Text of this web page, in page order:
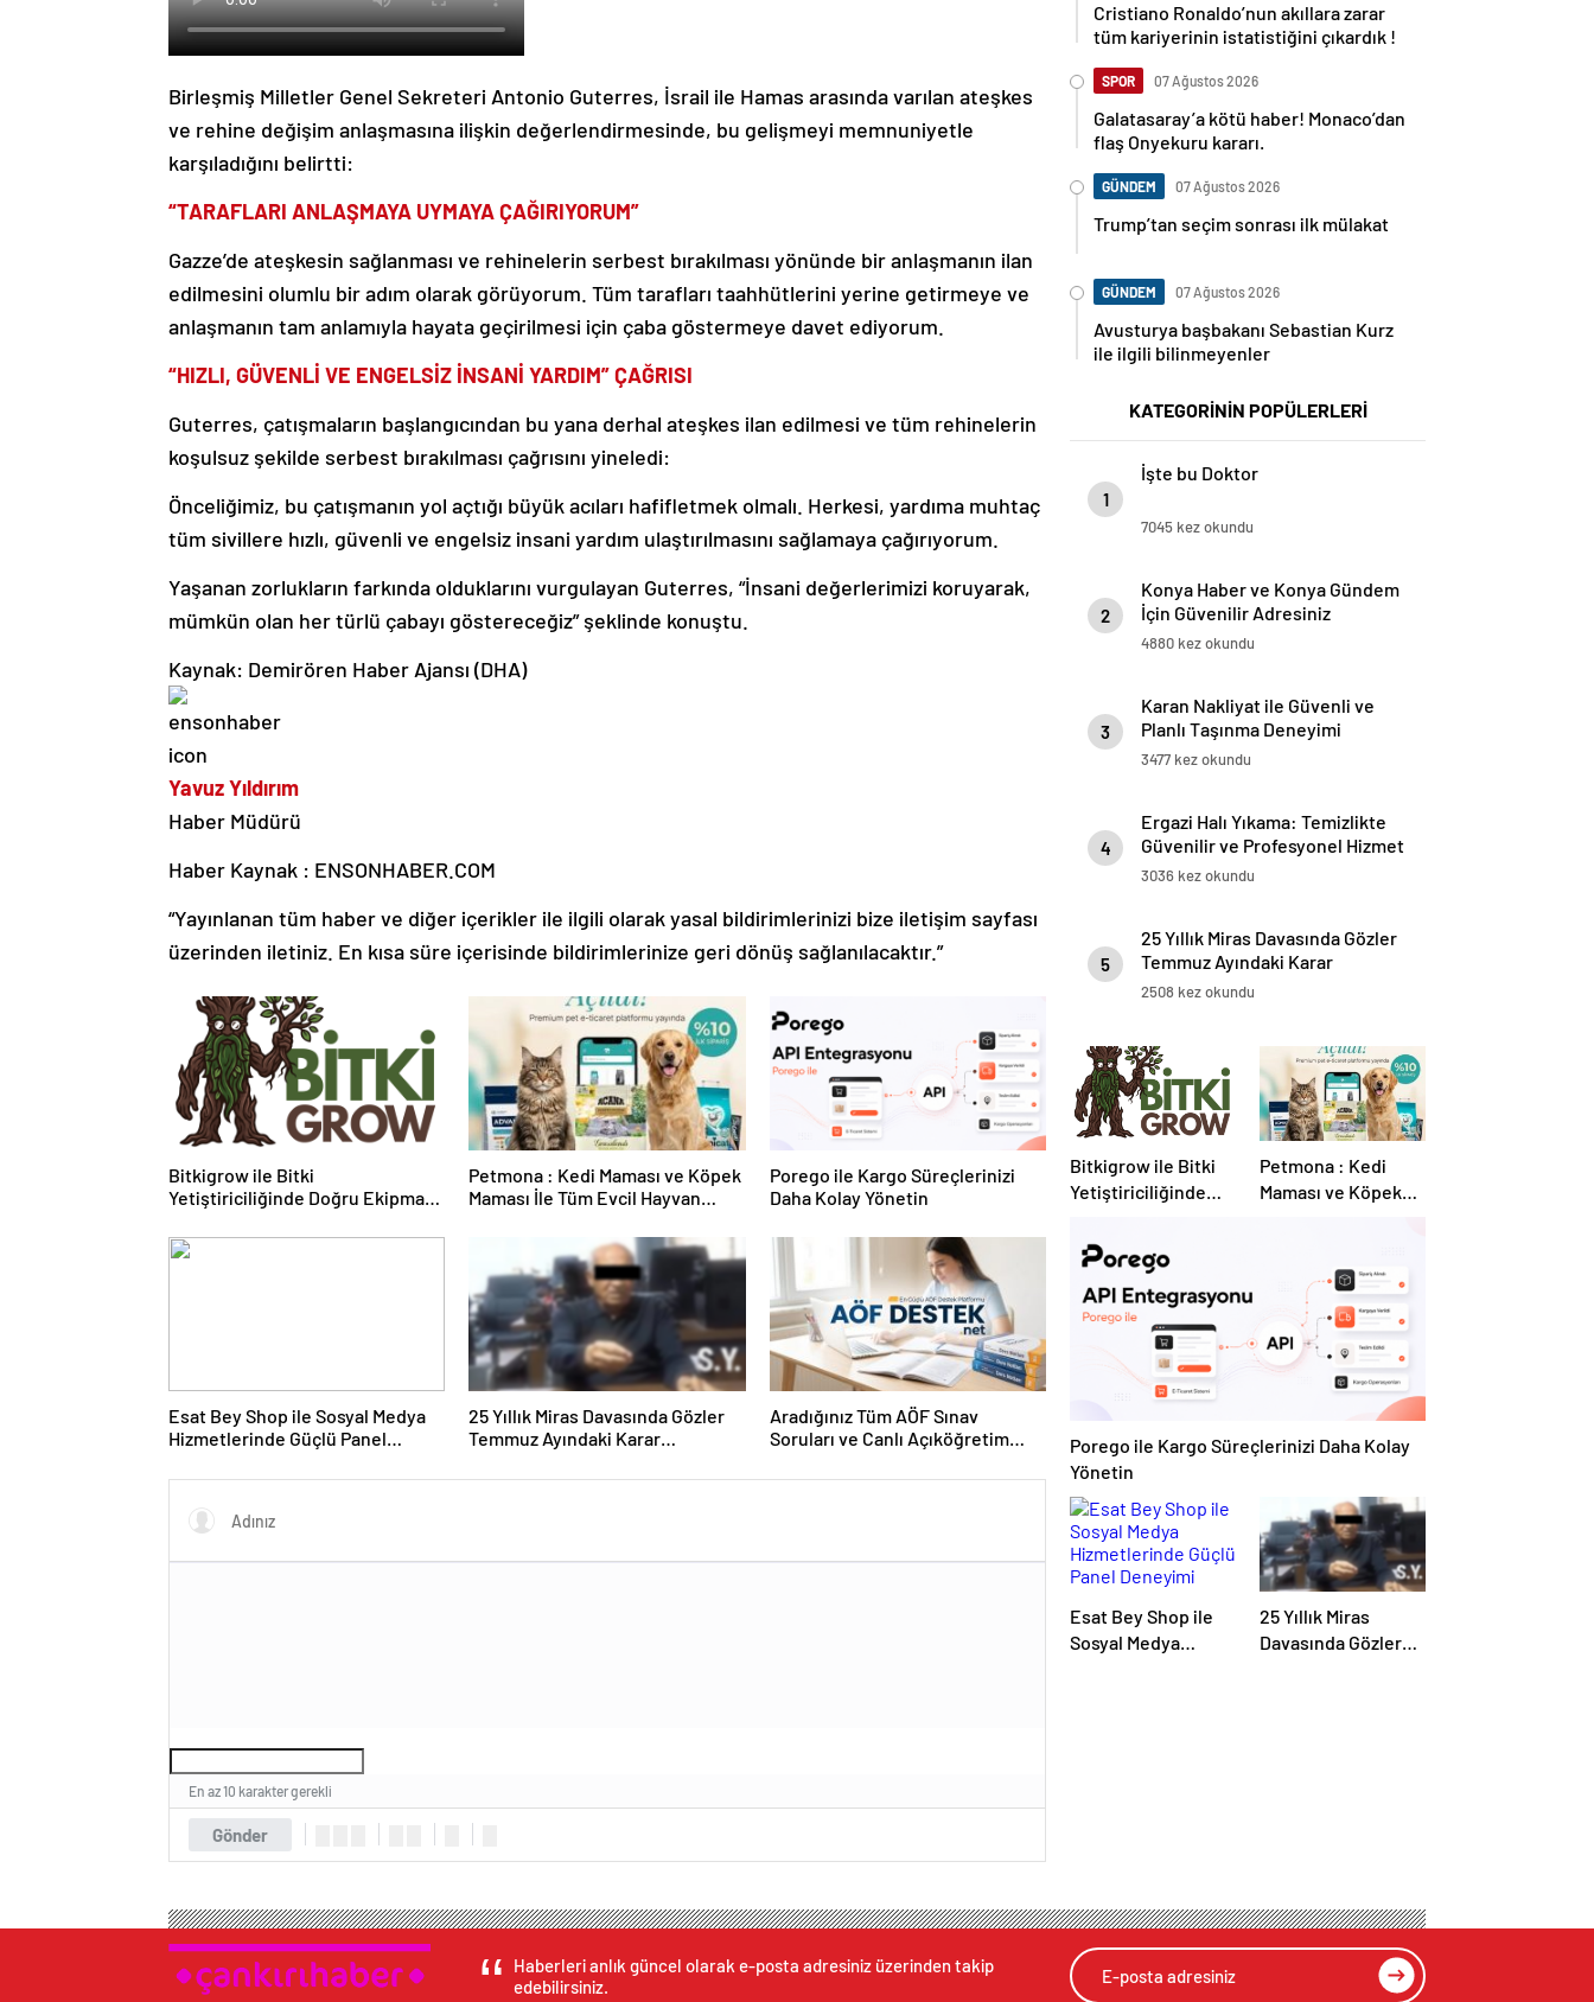
Birleşmiş Milletler Genel Sekreteri Antonio Guterres, İsrail ile Hamas arasında varılan ateşkes
ve rehine değişim anlaşmasına ilişkin değerlendirmesinde, bu gelişmeyi memnuniyetle
karşıladığını belirtti:
“TARAFLARI ANLAŞMAYA UYMAYA ÇAĞIRIYORUM”
Gazze’de ateşkesin sağlanması ve rehinelerin serbest bırakılması yönünde bir anlaşmanın ilan
edilmesini olumlu bir adım olarak görüyorum. Tüm tarafları taahhütlerini yerine getirmeye ve
anlaşmanın tam anlamıyla hayata geçirilmesi için çaba göstermeye davet ediyorum.
“HIZLI, GÜVENLİ VE ENGELSİZ İNSANİ YARDIM” ÇAĞRISI
Guterres, çatışmaların başlangıcından bu yana derhal ateşkes ilan edilmesi ve tüm rehinelerin
koşulsuz şekilde serbest bırakılması çağrısını yineledi:
Önceliğimiz, bu çatışmanın yol açtığı büyük acıları hafifletmek olmalı. Herkesi, yardıma muhtaç
tüm sivillere hızlı, güvenli ve engelsiz insani yardım ulaştırılmasını sağlamaya çağırıyorum.
Yaşanan zorlukların farkında olduklarını vurgulayan Guterres, “İnsani değerlerimizi koruyarak,
mümkün olan her türlü çabayı göstereceğiz” şeklinde konuştu.
Kaynak: Demirören Haber Ajansı (DHA)
Yavuz Yıldırım
Haber Müdürü
Haber Kaynak : ENSONHABER.COM
“Yayınlanan tüm haber ve diğer içerikler ile ilgili olarak yasal bildirimlerinizi bize iletişim sayfası
üzerinden iletiniz. En kısa süre içerisinde bildirimlerinize geri dönüş sağlanılacaktır.”
Bitkigrow ile Bitki
Yetiştiriciliğinde Doğru Ekipman
Petmona : Kedi Maması ve Köpek
Maması İle Tüm Evcil Hayvan
Porego ile Kargo Süreçlerinizi
Daha Kolay Yönetin
Esat Bey Shop ile Sosyal Medya
Hizmetlerinde Güçlü Panel
25 Yıllık Miras Davasında Gözler
Temmuz Ayındaki Karar
Aradığınız Tüm AÖF Sınav
Soruları ve Canlı Açıköğretim
Gönder
En az 10 karakter gerekli
Cristiano Ronaldo’nun akıllara zarar
tüm kariyerinin istatistiğini çıkardık !
SPOR 07 Ağustos 2026
Galatasaray’a kötü haber! Monaco’dan
flaş Onyekuru kararı.
GÜNDEM 07 Ağustos 2026
Trump’tan seçim sonrası ilk mülakat
GÜNDEM 07 Ağustos 2026
Avusturya başbakanı Sebastian Kurz
ile ilgili bilinmeyenler
KATEGORİNİN POPÜLERLERİ
1
İşte bu Doktor
7045 kez okundu
2
Konya Haber ve Konya Gündem
İçin Güvenilir Adresiniz
4880 kez okundu
3
Karan Nakliyat ile Güvenli ve
Planlı Taşınma Deneyimi
3477 kez okundu
4
Ergazi Halı Yıkama: Temizlikte
Güvenilir ve Profesyonel Hizmet
3036 kez okundu
5
25 Yıllık Miras Davasında Gözler
Temmuz Ayındaki Karar
Duruşmasına Çevrildi
2508 kez okundu
Bitkigrow ile Bitki
Yetiştiriciliğinde
Ürün Seçimi
Petmona : Kedi
Maması ve Köpek
Porego ile Kargo Süreçlerinizi Daha Kolay
Yönetin
Esat Bey Shop ile
Sosyal Medya
25 Yıllık Miras
Davasında Gözler
Haberleri anlık güncel olarak e-posta adresiniz üzerinden takip
edebilirsiniz.